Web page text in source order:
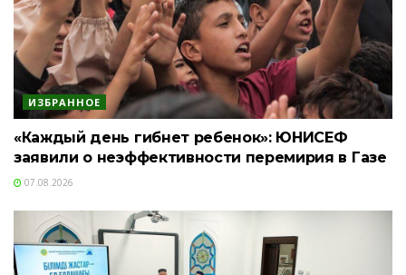
ИЗБРАННОЕ
«Каждый день гибнет ребенок»: ЮНИСЕФ
заявили о неэффективности перемирия в Газе
07.08.2026